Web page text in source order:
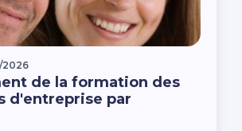
2026
de la formation des
d'entreprise par